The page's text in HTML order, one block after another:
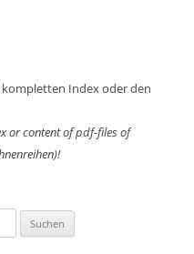
Index oder den
or content ofpdf-files of